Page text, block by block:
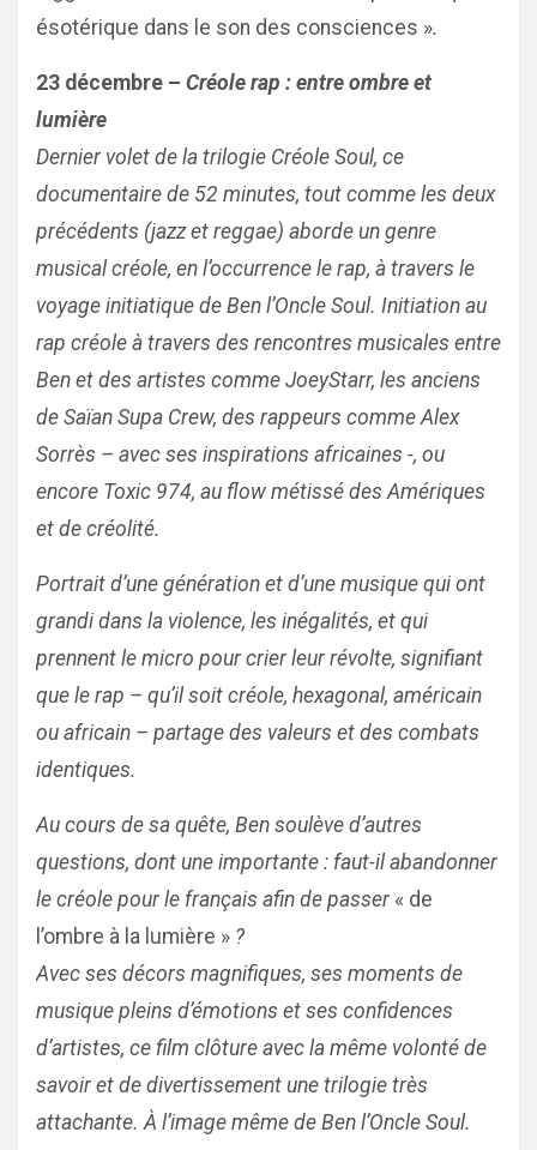
ésotérique dans le son des consciences ».
23 décembre – Créole rap : entre ombre et
lumière
Dernier volet de la trilogie Créole Soul, ce
documentaire de 52 minutes, tout comme les deux
précédents (jazz et reggae) aborde un genre
musical créole, en l’occurrence le rap, à travers le
voyage initiatique de Ben l’Oncle Soul. Initiation au
rap créole à travers des rencontres musicales entre
Ben et des artistes comme JoeyStarr, les anciens
de Saïan Supa Crew, des rappeurs comme Alex
Sorrès – avec ses inspirations africaines -, ou
encore Toxic 974, au flow métissé des Amériques
et de créolité.
Portrait d’une génération et d’une musique qui ont
grandi dans la violence, les inégalités, et qui
prennent le micro pour crier leur révolte, signifiant
que le rap – qu’il soit créole, hexagonal, américain
ou africain – partage des valeurs et des combats
identiques.
Au cours de sa quête, Ben soulève d’autres
questions, dont une importante : faut-il abandonner
le créole pour le français afin de passer « de
l’ombre à la lumière » ?
Avec ses décors magnifiques, ses moments de
musique pleins d’émotions et ses confidences
d’artistes, ce film clôture avec la même volonté de
savoir et de divertissement une trilogie très
attachante. À l’image même de Ben l’Oncle Soul.